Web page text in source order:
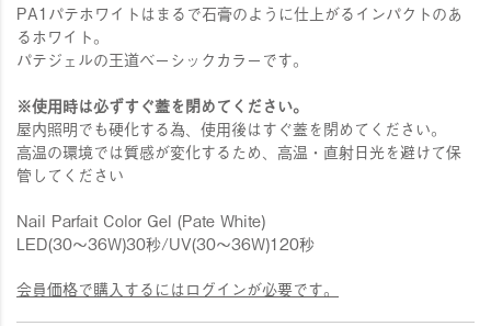
PA1パテホワイトはまるで石膏のように仕上がるインパクトのあ
るホワイト。
パテジェルの王道ベーシックカラーです。
※使用時は必ずすぐ蓋を閉めてください。
屋内照明でも硬化する為、使用後はすぐ蓋を閉めてください。
高温の環境では質感が変化するため、高温・直射日光を避けて保
管してください
Nail Parfait Color Gel (Pate White)
LED(30〜36W)30秒/UV(30〜36W)120秒
会員価格で購入するにはログインが必要です。